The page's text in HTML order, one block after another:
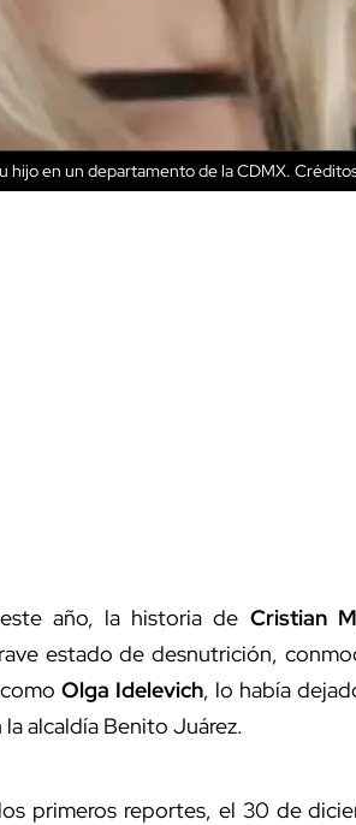
hijo en un departamento de la CDMX.
año, la historia de Cristian
estado de desnutrición,
Olga Idelevich, lo había
alcaldía Benito Juárez.
primeros reportes, el 30 de